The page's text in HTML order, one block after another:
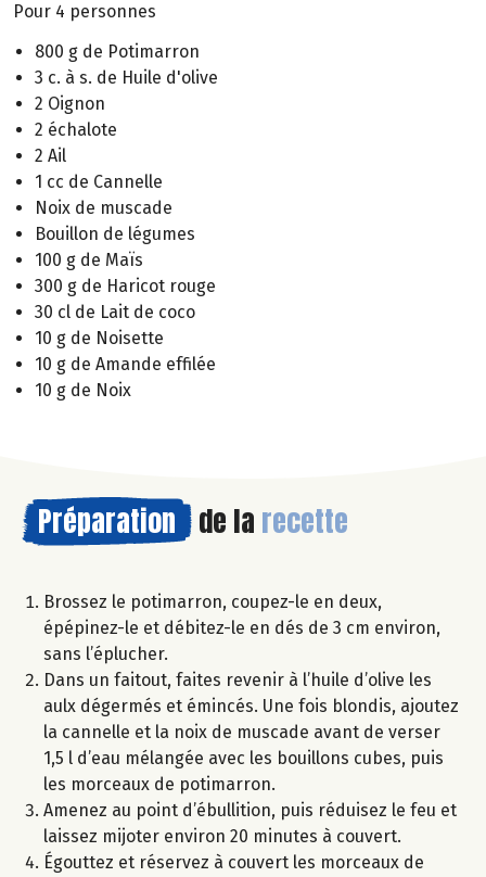
Pour 4 personnes
800 g de Potimarron
3 c. à s. de Huile d'olive
2 Oignon
2 échalote
2 Ail
1 cc de Cannelle
Noix de muscade
Bouillon de légumes
100 g de Maïs
300 g de Haricot rouge
30 cl de Lait de coco
10 g de Noisette
10 g de Amande effilée
10 g de Noix
Préparation de la recette
Brossez le potimarron, coupez-le en deux,
épépinez-le et débitez-le en dés de 3 cm environ,
sans l’éplucher.
Dans un faitout, faites revenir à l’huile d’olive les
aulx dégermés et émincés. Une fois blondis, ajoutez
la cannelle et la noix de muscade avant de verser
1,5 l d’eau mélangée avec les bouillons cubes, puis
les morceaux de potimarron.
Amenez au point d’ébullition, puis réduisez le feu et
laissez mijoter environ 20 minutes à couvert.
Égouttez et réservez à couvert les morceaux de